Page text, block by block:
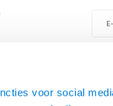
voor social